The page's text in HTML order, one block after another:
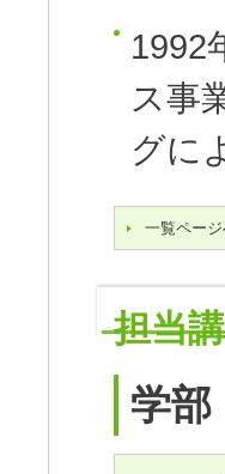
1992
ス事
グに
一覧ペー
担当
学部